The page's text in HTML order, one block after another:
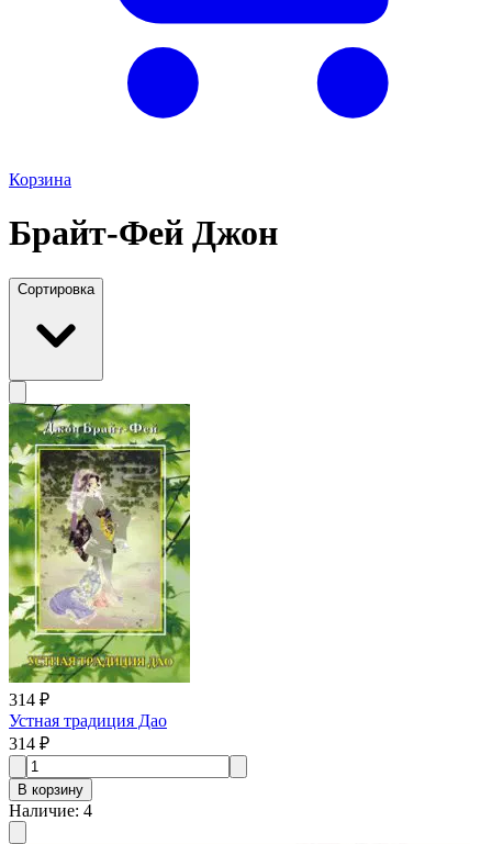
Корзина
Брайт-Фей Джон
Сортировка
314 ₽
Устная традиция Дао
314 ₽
В корзину
Наличие: 4